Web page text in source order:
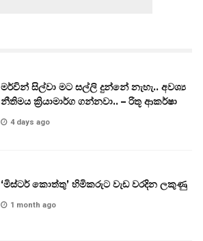
මර්වින් සිල්වා මට සල්ලි දුන්නේ නැහැ.. අවශ්‍ය
නීතිමය ක්‍රියාමාර්ග ගන්නවා.. – රිතූ ආකර්ෂා
4 days ago
‘මිස්ටර් කොත්තු’ හිමිකරුට වැඩ වරදින ලකුණු
1 month ago